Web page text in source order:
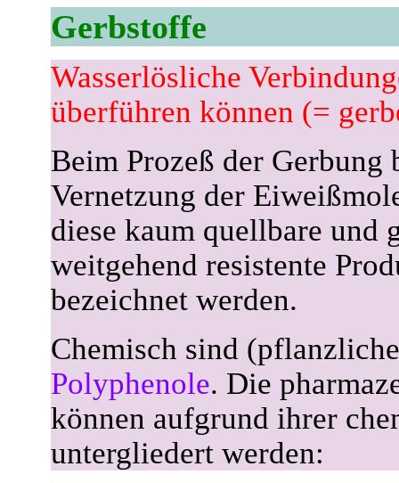
Gerbstoffe
Wasserlösliche
überführen können (=
Beim Prozeß der
Vernetzung der
diese kaum quellbare und
weitgehend resistente
bezeichnet werden.
Chemisch sind
Polyphenole. Die
können aufgrund ihrer
untergliedert werden: